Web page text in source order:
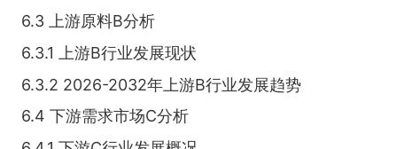
6.3 上游原料B分析
6.3.1 上游B行业发展现状
6.3.2 2026-2032年上游B行业发展趋势
6.4 下游需求市场C分析